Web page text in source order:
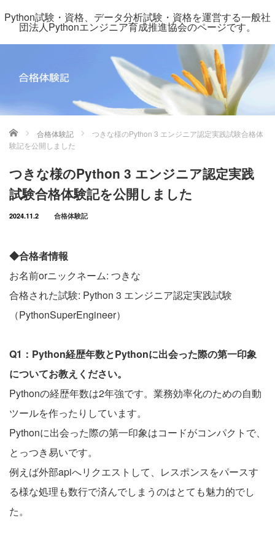
Python試験・資格、データ分析試験・資格を運営する一般社
団法人Pythonエンジニア育成推進協会のページです。
ホーム 合格体験記
つきな様のPython 3 エンジニア認定実践試験合格体
験記を公開しました
つきな様のPython 3 エンジニア認定実践
試験合格体験記を公開しました
2024.11.2 合格体験記
◆合格者情報
お名前orニックネーム: つきな
合格された試験: Python 3 エンジニア認定実践試験
（PythonSuperEngineer）
Q1：Python経歴年数とPythonに出会った際の第一印象
についてお教えください。
Pythonの経歴年数は2年強です。業務効率化のための自動
ツールを作ったりしています。
Pythonに出会った際の第一印象はコードがコンパクトで、
とっつき易いです。
例えば外部apiへリクエストして、レスポンスをパースす
る様な処理も数行で済んでしまうのはとても魅力的でし
た。